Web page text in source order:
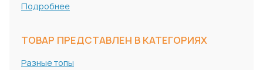
Подробнее
ТОВАР ПРЕДСТАВЛЕН В КАТЕГОРИЯХ
Разные топы